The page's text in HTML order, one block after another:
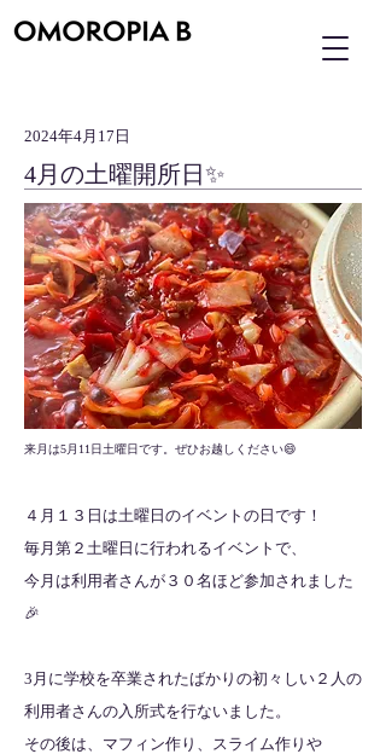
2024年4月17日
4月の土曜開所日✨
来月は5月11日土曜日です。ぜひお越しください😄
４月１３日は土曜日のイベントの日です！
毎月第２土曜日に行われるイベントで、
今月は利用者さんが３０名ほど参加されました
🎉
3月に学校を卒業されたばかりの初々しい２人の
利用者さんの入所式を行ないました。
その後は、マフィン作り、スライム作りや